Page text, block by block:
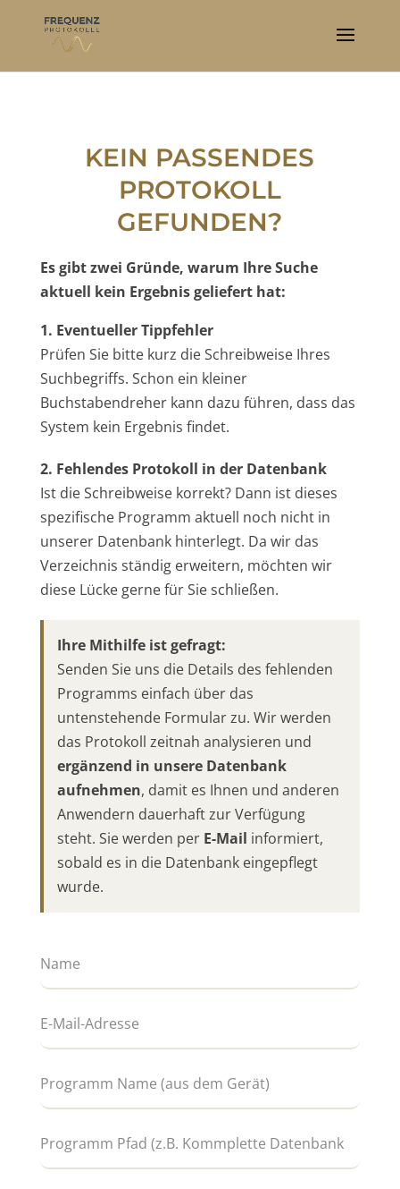
KEIN PASSENDES
PROTOKOLL
GEFUNDEN?
Es gibt zwei Gründe, warum Ihre Suche
aktuell kein Ergebnis geliefert hat:
1. Eventueller Tippfehler
Prüfen Sie bitte kurz die Schreibweise Ihres
Suchbegriffs. Schon ein kleiner
Buchstabendreher kann dazu führen, dass das
System kein Ergebnis findet.
2. Fehlendes Protokoll in der Datenbank
Ist die Schreibweise korrekt? Dann ist dieses
spezifische Programm aktuell noch nicht in
unserer Datenbank hinterlegt. Da wir das
Verzeichnis ständig erweitern, möchten wir
diese Lücke gerne für Sie schließen.
Ihre Mithilfe ist gefragt:
Senden Sie uns die Details des fehlenden
Programms einfach über das
untenstehende Formular zu. Wir werden
das Protokoll zeitnah analysieren und
ergänzend in unsere Datenbank
aufnehmen, damit es Ihnen und anderen
Anwendern dauerhaft zur Verfügung
steht. Sie werden per E-Mail informiert,
sobald es in die Datenbank eingepflegt
wurde.